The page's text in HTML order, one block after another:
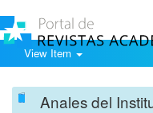
View Item
Anales del